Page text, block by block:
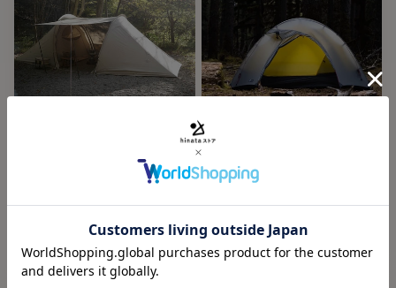
▪フライシート : 30D(66) リップストップナイロン両面シリ
コンコーティング (耐水圧 : 3,000mm)
▪インナーテント : 15D 透湿性リップストップナイロン /
15D ナイロンメッシュ
ンコーティング (耐水圧 : 10,000mm)
▪ポール : DAC フェザーライトNSL 10.25mm
▪ペグ：DACアルミペグ
フライシート：2,300g
インナーテント：1,300g
ポール：1,120g
THE FREE SPIRITS（ザフリ
ースピリッツ）Yoto plus
¥225,500
New
ースピリッツ）Solitary 4S
¥59,950